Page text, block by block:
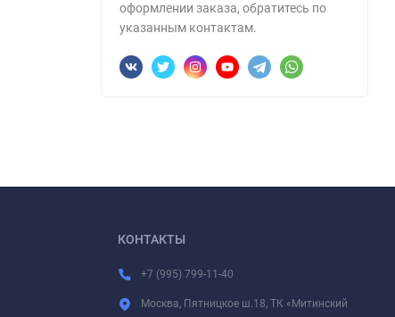
оформлении заказа, обратитесь по
указанным контактам.
КОНТАКТЫ
+7 (995) 799-11-40
Москва, Пятницкое ш.18, ТК «Митинский